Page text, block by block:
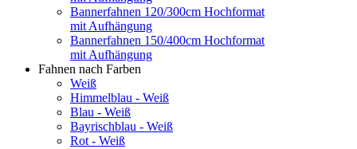
Bannerfahnen 120/300cm Hochformat
mit Aufhängung
Bannerfahnen 150/400cm Hochformat
mit Aufhängung
Fahnen nach Farben
Weiß
Himmelblau - Weiß
Blau - Weiß
Bayrischblau - Weiß
Rot - Weiß